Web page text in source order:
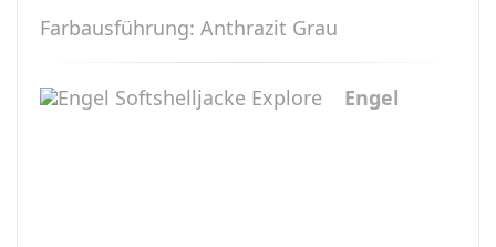
Farbausführung: Anthrazit Grau
Engel